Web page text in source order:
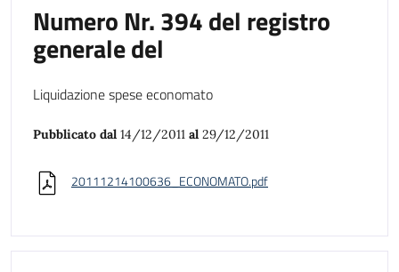
Numero Nr. 394 del registro
generale del
Liquidazione spese economato
Pubblicato dal 14/12/2011 al 29/12/2011
20111214100636_ECONOMATO.pdf